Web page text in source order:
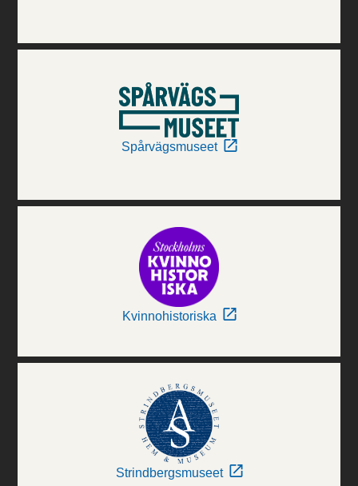
Spårvägsmuseet
Kvinnohistoriska
Strindbergsmuseet